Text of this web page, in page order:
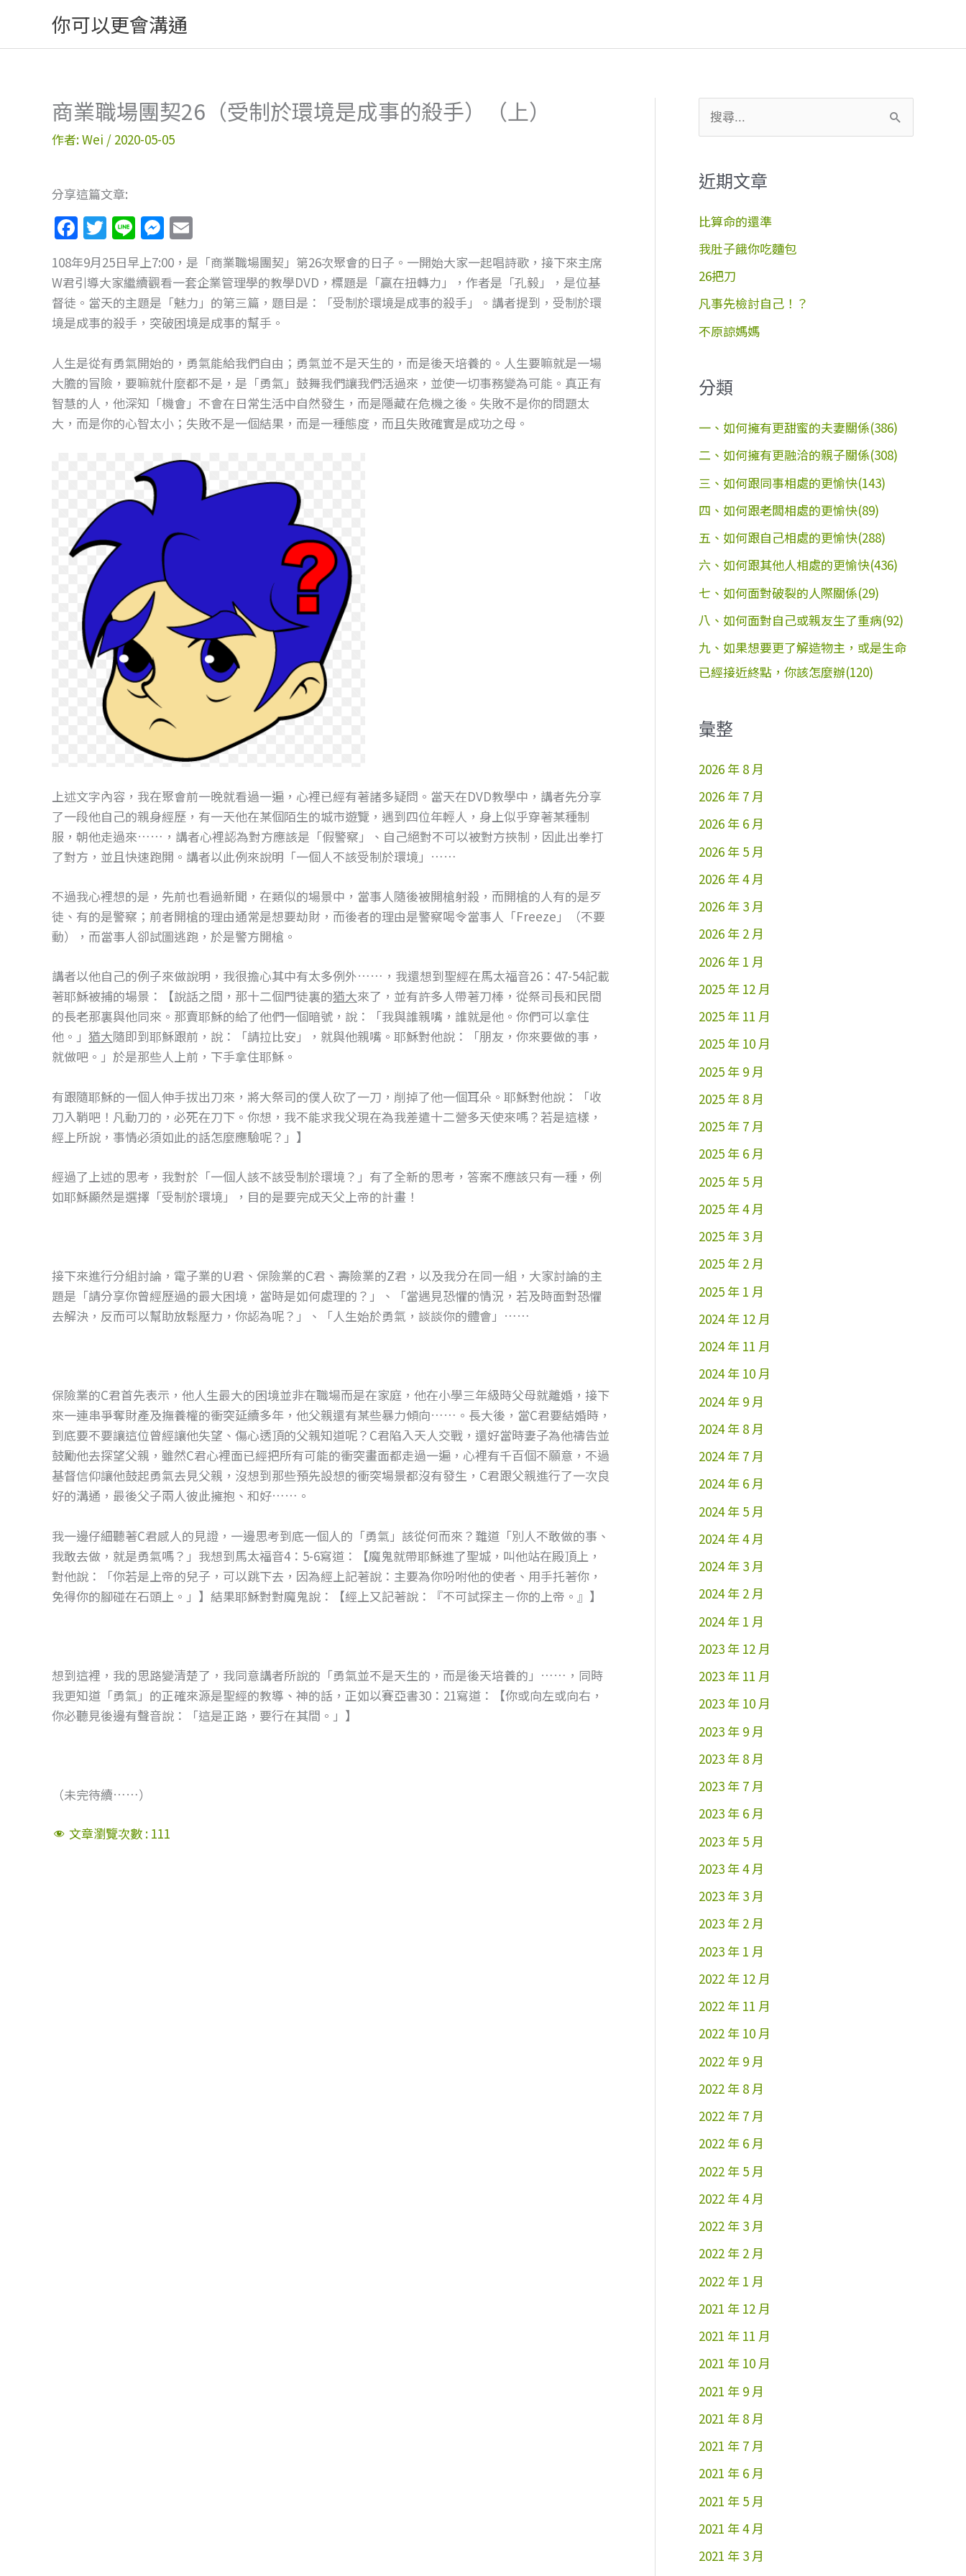
主
你可以更會溝通
商業職場團契26（受制於環境是成事的殺手）（上）
作者:Wei / 2020-05-05
分享這篇文章:
F
a
c
e
b
o
k
T
w
itt
er
Li
n
e
M
e
ss
e
n
er
m
ai
l
108年9月25日早上7:00，是「商業職場團契」第26次聚會的日子。一開始大家一起唱詩歌，接下來主席
W君引導大家繼續觀看一套企業管理學的教學DVD，標題是「贏在扭轉力」，作者是「孔毅」，是位基
督徒。當天的主題是「魅力」的第三篇，題目是：「受制於環境是成事的殺手」。講者提到，受制於環
境是成事的殺手，突破困境是成事的幫手。
人生是從有勇氣開始的，勇氣能給我們自由；勇氣並不是天生的，而是後天培養的。人生要嘛就是一場
大膽的冒險，要嘛就什麼都不是，是「勇氣」鼓舞我們讓我們活過來，並使一切事務變為可能。真正有
智慧的人，他深知「機會」不會在日常生活中自然發生，而是隱藏在危機之後。失敗不是你的問題太
大，而是你的心智太小；失敗不是一個結果，而是一種態度，而且失敗確實是成功之母。
上述文字內容，我在聚會前一晚就看過一遍，心裡已經有著諸多疑問。當天在DVD教學中，講者先分享
了一段他自己的親身經歷，有一天他在某個陌生的城市遊覽，遇到四位年輕人，身上似乎穿著某種制
服，朝他走過來……，講者心裡認為對方應該是「假警察」、自己絕對不可以被對方挾制，因此出拳打
了對方，並且快速跑開。講者以此例來說明「一個人不該受制於環境」……
不過我心裡想的是，先前也看過新聞，在類似的場景中，當事人隨後被開槍射殺，而開槍的人有的是歹
徒、有的是警察；前者開槍的理由通常是想要劫財，而後者的理由是警察喝令當事人「Freeze」（不要
動），而當事人卻試圖逃跑，於是警方開槍。
講者以他自己的例子來做說明，我很擔心其中有太多例外……，我還想到聖經在馬太福音26：47-54記載
著耶穌被捕的場景：【說話之間，那十二個門徒裏的猶大來了，並有許多人帶著刀棒，從祭司長和民間
的長老那裏與他同來。那賣耶穌的給了他們一個暗號，說：「我與誰親嘴，誰就是他。你們可以拿住
他。」 猶大隨即到耶穌跟前，說：「請拉比安」，就與他親嘴。耶穌對他說：「朋友，你來要做的事，
就做吧。」於是那些人上前，下手拿住耶穌。
有跟隨耶穌的一個人伸手拔出刀來，將大祭司的僕人砍了一刀，削掉了他一個耳朵。耶穌對他說：「收
刀入鞘吧！凡動刀的，必死在刀下。你想，我不能求我父現在為我差遣十二營多天使來嗎？若是這樣，
經上所說，事情必須如此的話怎麼應驗呢？」】
經過了上述的思考，我對於「一個人該不該受制於環境？」有了全新的思考，答案不應該只有一種，例
如耶穌顯然是選擇「受制於環境」，目的是要完成天父上帝的計畫！
接下來進行分組討論，電子業的U君、保險業的C君、壽險業的Z君，以及我分在同一組，大家討論的主
題是「請分享你曾經歷過的最大困境，當時是如何處理的？」、「當遇見恐懼的情況，若及時面對恐懼
去解決，反而可以幫助放鬆壓力，你認為呢？」、「人生始於勇氣，談談你的體會」……
保險業的C君首先表示，他人生最大的困境並非在職場而是在家庭，他在小學三年級時父母就離婚，接下
來一連串爭奪財產及撫養權的衝突延續多年，他父親還有某些暴力傾向……。長大後，當C君要結婚時，
到底要不要讓這位曾經讓他失望、傷心透頂的父親知道呢？C君陷入天人交戰，還好當時妻子為他禱告並
鼓勵他去探望父親，雖然C君心裡面已經把所有可能的衝突畫面都走過一遍，心裡有千百個不願意，不過
基督信仰讓他鼓起勇氣去見父親，沒想到那些預先設想的衝突場景都沒有發生，C君跟父親進行了一次良
好的溝通，最後父子兩人彼此擁抱、和好……。
我一邊仔細聽著C君感人的見證，一邊思考到底一個人的「勇氣」該從何而來？難道「別人不敢做的事、
我敢去做，就是勇氣嗎？」我想到馬太福音4：5-6寫道：【魔鬼就帶耶穌進了聖城，叫他站在殿頂上，
對他說：「你若是上帝的兒子，可以跳下去，因為經上記著說：主要為你吩咐他的使者、用手托著你，
免得你的腳碰在石頭上。」】結果耶穌對對魔鬼說：【經上又記著說：『不可試探主－你的上帝。』】
想到這裡，我的思路變清楚了，我同意講者所說的「勇氣並不是天生的，而是後天培養的」……，同時
我更知道「勇氣」的正確來源是聖經的教導、神的話，正如以賽亞書30：21寫道：【你或向左或向右，
你必聽見後邊有聲音說：「這是正路，要行在其間。」】
（未完待續……）
文章瀏覽次數 : 111
尋
鍵
字
:
近期文章
比算命的還準
我肚子餓你吃麵包
26把刀
凡事先檢討自己！？
不原諒媽媽
分類
一、如何擁有更甜蜜的夫妻關係(386)
二、如何擁有更融洽的親子關係(308)
三、如何跟同事相處的更愉快(143)
四、如何跟老闆相處的更愉快(89)
五、如何跟自己相處的更愉快(288)
六、如何跟其他人相處的更愉快(436)
七、如何面對破裂的人際關係(29)
八、如何面對自己或親友生了重病(92)
九、如果想要更了解造物主，或是生命
已經接近終點，你該怎麼辦(120)
彙整
2026 年 8 月
2026 年 7 月
2026 年 6 月
2026 年 5 月
2026 年 4 月
2026 年 3 月
2026 年 2 月
2026 年 1 月
2025 年 12 月
2025 年 11 月
2025 年 10 月
2025 年 9 月
2025 年 8 月
2025 年 7 月
2025 年 6 月
2025 年 5 月
2025 年 4 月
2025 年 3 月
2025 年 2 月
2025 年 1 月
2024 年 12 月
2024 年 11 月
2024 年 10 月
2024 年 9 月
2024 年 8 月
2024 年 7 月
2024 年 6 月
2024 年 5 月
2024 年 4 月
2024 年 3 月
2024 年 2 月
2024 年 1 月
2023 年 12 月
2023 年 11 月
2023 年 10 月
2023 年 9 月
2023 年 8 月
2023 年 7 月
2023 年 6 月
2023 年 5 月
2023 年 4 月
2023 年 3 月
2023 年 2 月
2023 年 1 月
2022 年 12 月
2022 年 11 月
2022 年 10 月
2022 年 9 月
2022 年 8 月
2022 年 7 月
2022 年 6 月
2022 年 5 月
2022 年 4 月
2022 年 3 月
2022 年 2 月
2022 年 1 月
2021 年 12 月
2021 年 11 月
2021 年 10 月
2021 年 9 月
2021 年 8 月
2021 年 7 月
2021 年 6 月
2021 年 5 月
2021 年 4 月
2021 年 3 月